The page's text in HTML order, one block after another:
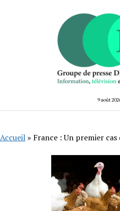
9 août
Accueil » France : Un premier